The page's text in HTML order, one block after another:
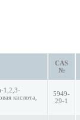
CAS
№
1,2,3-
кислота,
5949-
29-1